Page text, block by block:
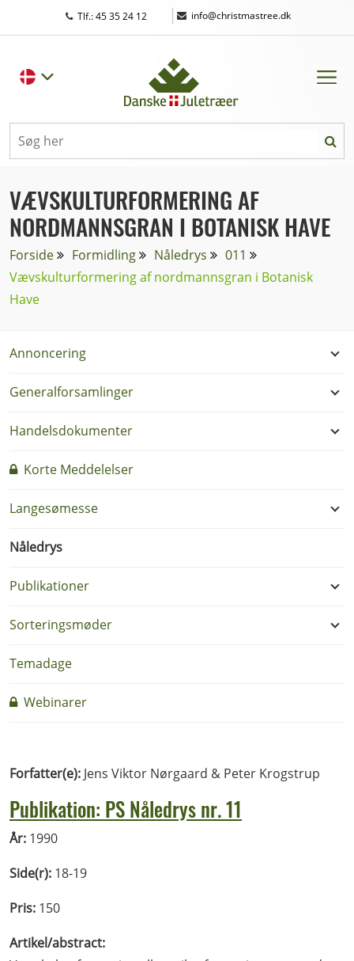
Tlf.: 45 35 24 12 | info@christmastree.dk
VÆVSKULTURFORMERING AF
NORDMANNSGRAN I BOTANISK HAVE
Forside Formidling Nåledrys
011
Vævskulturformering af nordmannsgran i Botanisk
Have
Annoncering
Generalforsamlinger
Handelsdokumenter
Korte Meddelelser
Langesømesse
Nåledrys
Publikationer
Sorteringsmøder
Temadage
Webinarer
Forfatter(e): Jens Viktor Nørgaard & Peter Krogstrup
Publikation: PS Nåledrys nr. 11
År: 1990
Side(r): 18-19
Pris: 150
Artikel/abstract: